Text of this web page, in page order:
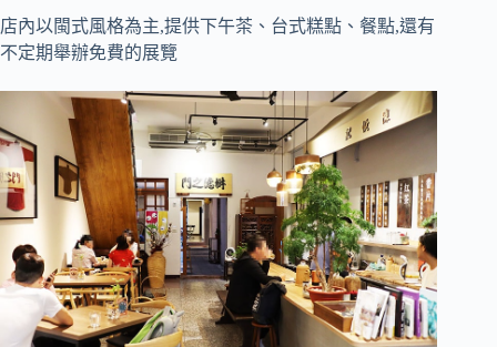
店內以閩式風格為主,提供下午茶、台式糕點、餐點,還有
不定期舉辦免費的展覽